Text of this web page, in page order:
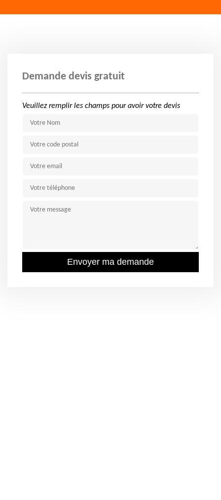
Demande devis gratuit
Veuillez remplir les champs pour avoir votre devis